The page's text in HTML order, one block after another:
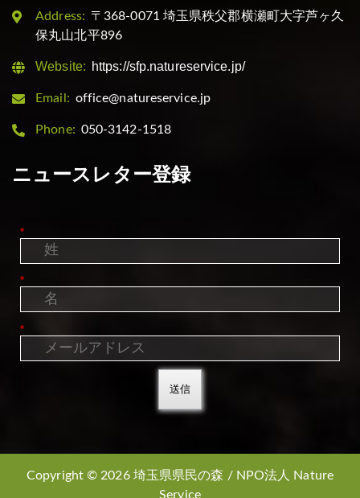
Address: 〒368-0071 埼玉県秩父郡横瀬町大字芦ヶ久
保丸山北平896
Website: https://sfp.natureservice.jp/
Email: office@natureservice.jp
Phone: 050-3142-1518
ニュースレター登録
*
*
*
送信
Copyright © 2026 埼玉県県民の森 / NPO法人 Nature
Service